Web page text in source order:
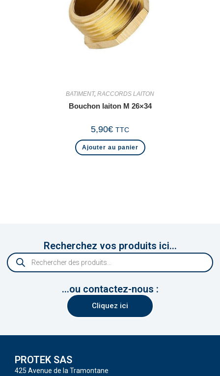
BATIMENT, RACCORDS LAITON
Bouchon laiton M 26×34
5,90€ TTC
Ajouter au panier
Recherchez vos produits ici...
...ou contactez-nous :
Cliquez ici
PROTEK SAS
425 Avenue de la Tramontane